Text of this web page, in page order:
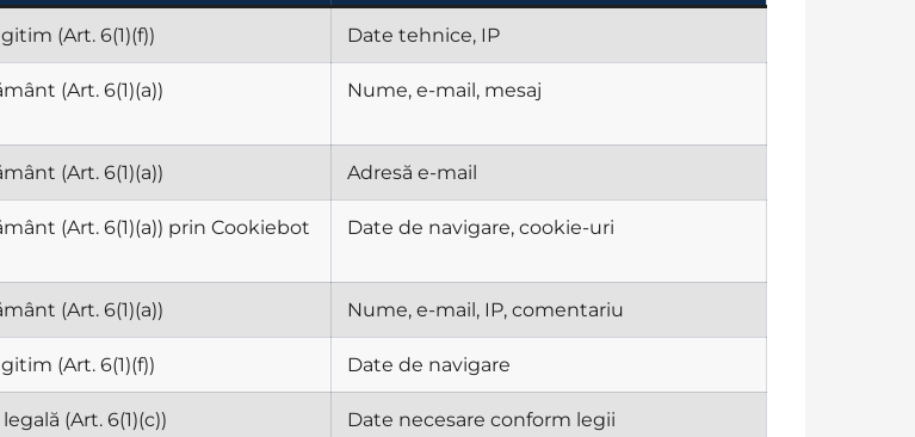
(Art. 6(1)(f)) Date tehnice, IP
(Art. 6(1)(a)) Nume, e-mail, mesaj
(Art. 6(1)(a)) Adresă e-mail
(Art. 6(1)(a)) prin Cookiebot Date de navigare, cookie-uri
(Art. 6(1)(a)) Nume, e-mail, IP, comentariu
(Art. 6(1)(f)) Date de navigare
(Art. 6(1)(c)) Date necesare conform legii